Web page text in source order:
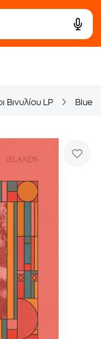
Βινυλίου LP Blues